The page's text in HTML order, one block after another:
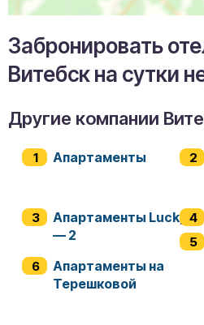
Забронировать
Витебск на сутки
Другие компании
Апартаменты
Апартаменты Lucky
— 2
Апартаменты на
Терешковой